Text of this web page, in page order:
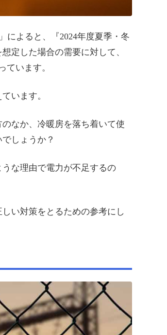
」によると、『2024年度夏季・冬
定した場合の需要に対して、
ています。
います。
なか、冷暖房を落ち着いて使
しょうか？
な理由で電力が不足するの
い対策をとるための参考にし